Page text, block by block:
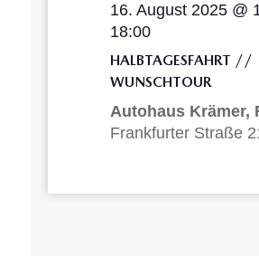
16. August 2025 @
18:00
HALBTAGESFAHRT //
WUNSCHTOUR
Autohaus Krämer,
Frankfurter Straße